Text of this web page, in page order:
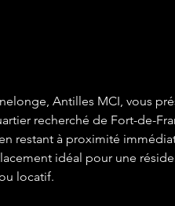
Antilles MCI, vous
recherché de Fort-de-
restant à proximité
idéal pour une
locatif.